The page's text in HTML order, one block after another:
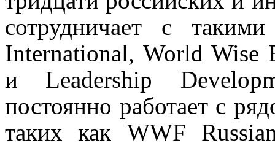
сотрудничает с
International, World Wise
и Leadership
постоянно работает с
таких как WWF